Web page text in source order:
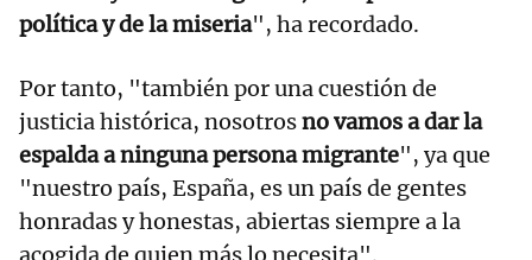
política y de la miseria", ha recordado.
Por tanto, "también por una cuestión de
justicia histórica, nosotrosno vamos a dar la
espalda a ninguna persona migrante", ya que
"nuestro país, España, es un país de gentes
honradas y honestas, abiertas siempre a la